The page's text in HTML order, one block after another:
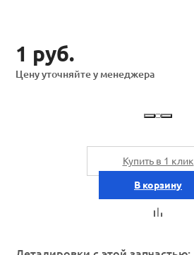
1 руб.
Цену уточняйте у менеджера
Купить в 1 клик
В корзину